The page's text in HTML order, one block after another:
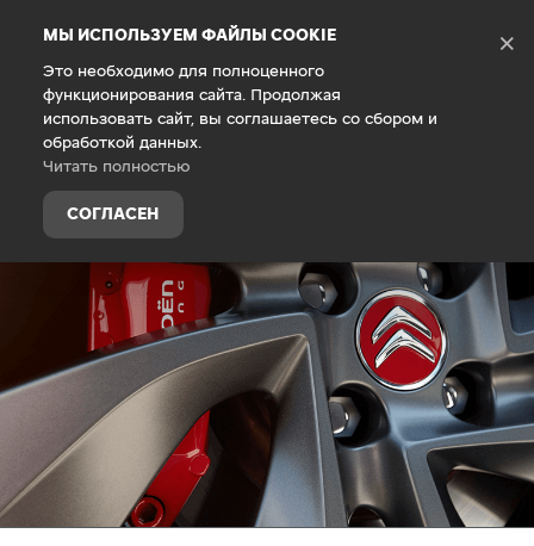
МЫ ИСПОЛЬЗУЕМ ФАЙЛЫ COOKIE
Это необходимо для полноценного
функционирования сайта. Продолжая
использовать сайт, вы соглашаетесь со сбором и
обработкой данных.
Читать полностью
СОГЛАСЕН
×
Главная Техническое обслуживание